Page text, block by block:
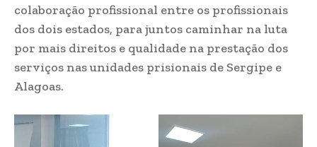
colaboração profissional entre os profissionais
dos dois estados, para juntos caminhar na luta
por mais direitos e qualidade na prestação dos
serviços nas unidades prisionais de Sergipe e
Alagoas.